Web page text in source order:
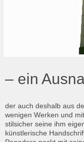
– ein
der auch deshalb aus
wenigen Werken und
stilsicher seine ihm
künstlerische